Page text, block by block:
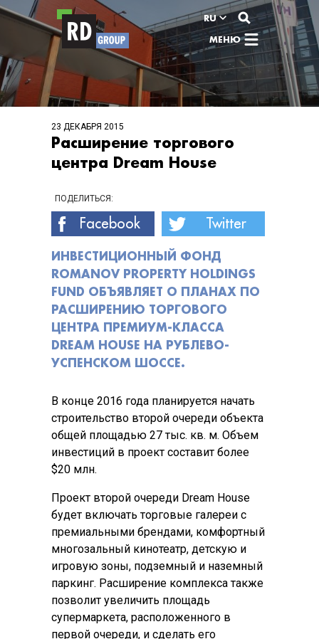
Перейти к содержимому
RU
МЕНЮ
23 ДЕКАБРЯ 2015
Расширение торгового
центра Dream House
ПОДЕЛИТЬСЯ:
Facebook Twitter
ИНВЕСТИЦИОННЫЙ ФОНД
ROMANOV PROPERTY HOLDINGS
FUND ОБЪЯВЛЯЕТ О ПЛАНАХ ПО
РАСШИРЕНИЮ ТОРГОВОГО
ЦЕНТРА ПРЕМИУМ-КЛАССА
DREAM HOUSE НА РУБЛЕВО-
УСПЕНСКОМ ШОССЕ.
В конце 2016 года планируется начать
строительство второй очереди объекта
общей площадью 27 тыс. кв. м. Объем
инвестиций в проект составит более
$20 млн.
Проект второй очереди Dream House
будет включать торговые галереи с
премиальными брендами, комфортный
многозальный кинотеатр, детскую и
игровую зоны, подземный и наземный
паркинг. Расширение комплекса также
позволит увеличить площадь
супермаркета, расположенного в
первой очереди, и сделать его